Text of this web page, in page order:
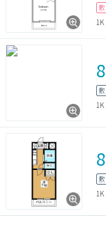
敷
1K
8
敷
1K
8
敷
1K